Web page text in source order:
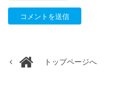
トップページへ